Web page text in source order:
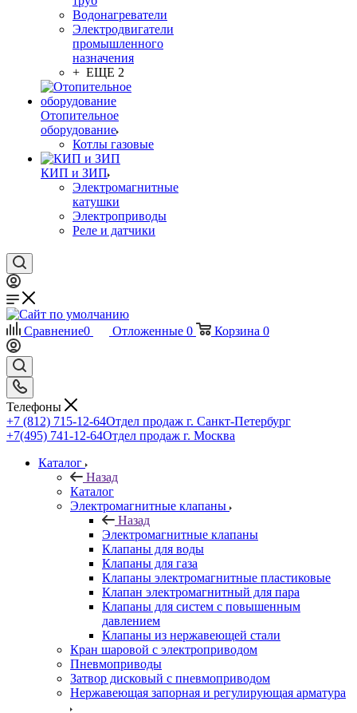
Водонагреватели
Электродвигатели
промышленного
назначения
+ ЕЩЕ 2
Отопительное
оборудование
Котлы газовые
КИП и ЗИП
Электромагнитные
катушки
Электроприводы
Реле и датчики
Сравнение0 Отложенные 0 Корзина 0
Телефоны
+7 (812) 715-12-64Отдел продаж г. Санкт-Петербург
+7(495) 741-12-64Отдел продаж г. Москва
Каталог
Назад
Каталог
Электромагнитные клапаны
Назад
Электромагнитные клапаны
Клапаны для воды
Клапаны для газа
Клапаны электромагнитные пластиковые
Клапан электромагнитный для пара
Клапаны для систем с повышенным
давлением
Клапаны из нержавеющей стали
Кран шаровой с электроприводом
Пневмоприводы
Затвор дисковый с пневмоприводом
Нержавеющая запорная и регулирующая арматура